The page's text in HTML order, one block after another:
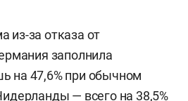
из-за отказа от
заполнила
на 47,6% при обычном
— всего на 38,5%